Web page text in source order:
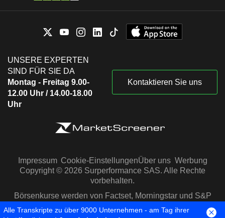
UNSERE EXPERTEN
SIND FÜR SIE DA
Montag - Freitag 9.00-
12.00 Uhr / 14.00-18.00
Uhr
Kontaktieren Sie uns
Impressum Cookie-EinstellungenÜber uns Werbung
Copyright © 2026 Surperformance SAS. Alle Rechte
vorbehalten.
Börsenkurse werden von Factset, Morningstar und S&P
Capital IQ zur Verfügung gestellt
Alle Transkripte zu über 9000 Unternehmen - am Tag ihrer